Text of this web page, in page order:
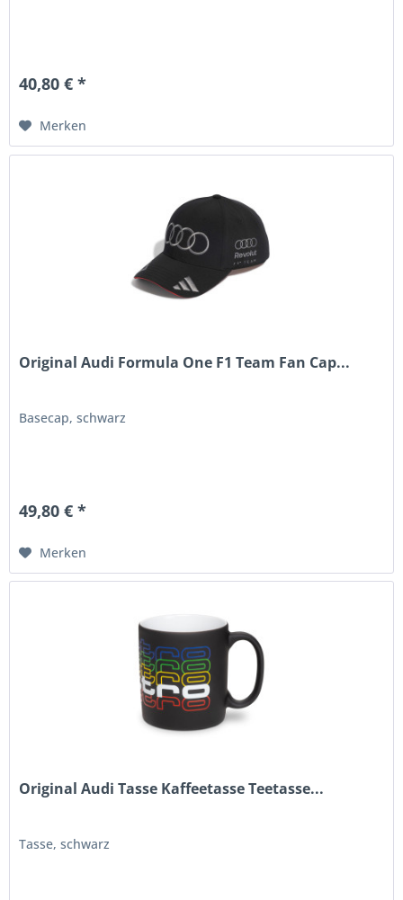
40,80 € *
Merken
Original Audi Formula One F1 Team Fan Cap...
Basecap, schwarz
49,80 € *
Merken
Original Audi Tasse Kaffeetasse Teetasse...
Tasse, schwarz